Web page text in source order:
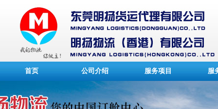
首页 公司介绍 服务项目 服